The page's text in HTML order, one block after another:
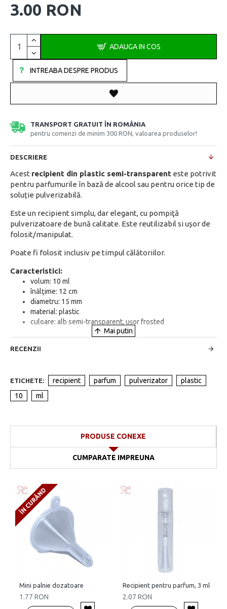
3.00 RON
ADAUGA IN COS
INTREABA DESPRE PRODUS
TRANSPORT GRATUIT ÎN ROMÂNIA
pentru comenzi de minim 300 RON, valoarea produselor!
DESCRIERE
Acest recipient din plastic semi-transparent este potrivit
pentru parfumurile în bază de alcool sau pentru orice tip de
soluție pulverizabilă.
Este un recipient simplu, dar elegant, cu pompiţă
pulverizatoare de bună calitate. Este reutilizabil si ușor de
folosit/manipulat.
Poate fi folosit inclusiv pe timpul călătoriilor.
Caracteristici:
volum: 10 ml
înălţime: 12 cm
diametru: 15 mm
material: plastic
culoare: alb semi-transparent, ușor frosted
RECENZII
ETICHETE: recipient parfum pulverizator
plastic
10
ml
PRODUSE CONEXE
CUMPARATE IMPREUNA
ÎN CURÂND
Mini palnie dozatoare
1.77 RON
Recipient pentru parfum, 3 ml
2.07 RON